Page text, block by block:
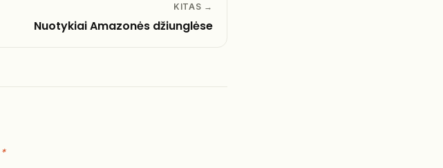
KITAS →
Nuotykiai Amazonės džiunglėse
*